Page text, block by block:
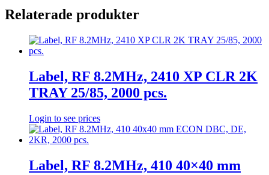
Relaterade produkter
Label, RF 8.2MHz, 2410 XP CLR 2K
TRAY 25/85, 2000 pcs.
Login to see prices
Label, RF 8.2MHz, 410 40×40 mm